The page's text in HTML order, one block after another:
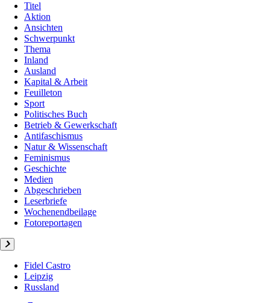
Titel
Aktion
Ansichten
Schwerpunkt
Thema
Inland
Ausland
Kapital & Arbeit
Feuilleton
Sport
Politisches Buch
Betrieb & Gewerkschaft
Antifaschismus
Natur & Wissenschaft
Feminismus
Geschichte
Medien
Abgeschrieben
Leserbriefe
Wochenendbeilage
Fotoreportagen
Fidel Castro
Leipzig
Russland